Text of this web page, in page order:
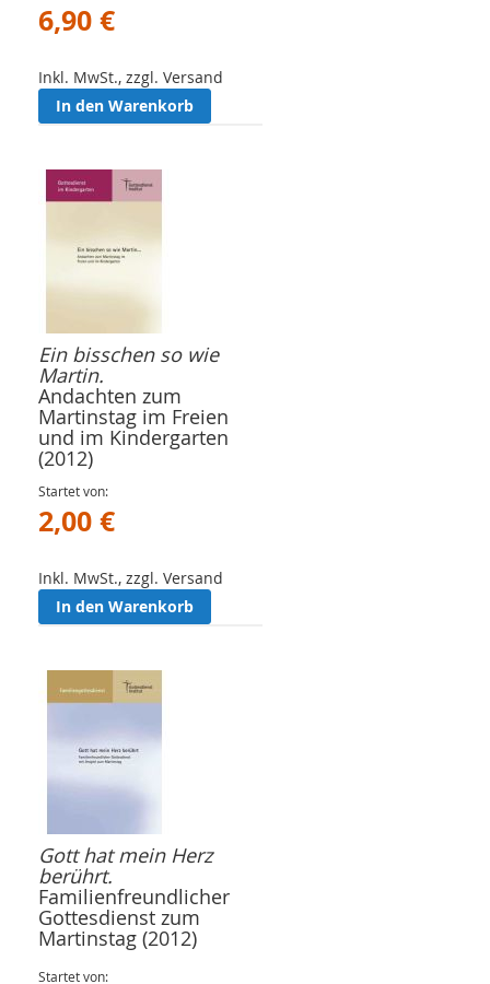
6,90 €
Inkl. MwSt., zzgl. Versand
In den Warenkorb
Ein bisschen so wie
Martin.
Andachten zum
Martinstag im Freien
und im Kindergarten
(2012)
Startet von
2,00 €
Inkl. MwSt., zzgl. Versand
In den Warenkorb
Gott hat mein Herz
berührt.
Familienfreundlicher
Gottesdienst zum
Martinstag (2012)
Startet von